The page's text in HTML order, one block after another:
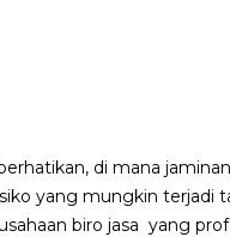
di mana
yang mungkin terjadi
biro jasa yang